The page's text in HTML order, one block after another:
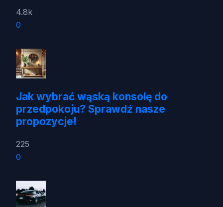
4.8k
0
Jak wybrać wąską konsolę do
przedpokoju? Sprawdź nasze
propozycje!
225
0